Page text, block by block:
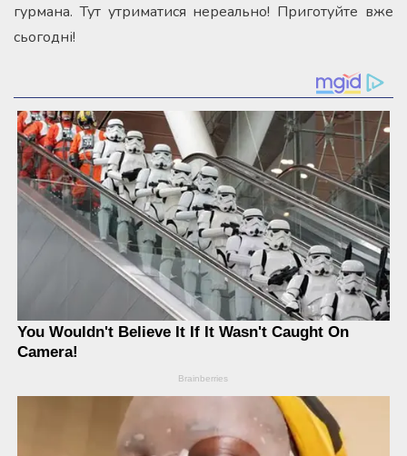
гурмана. Тут утриматися нереально! Приготуйте вже
сьогодні!